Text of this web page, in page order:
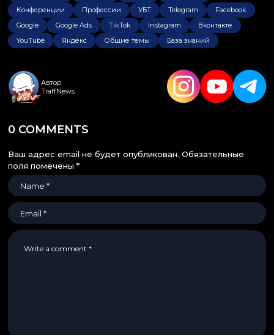
Конференции
Профессии УБТ Telegram
Facebook
Google
Google Ads TikTok Instagram
Вконтакте
YouTube
Яндекс Общие темы База знаний
Автор
TraffNews
0 COMMENTS
Ваш адрес email не будет опубликован. Обязательные
поля помечены *